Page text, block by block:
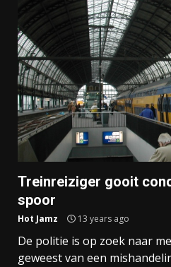
Treinreiziger gooit
spoor
Hot Jamz 13 years ago
De politie is op zoek naar
geweest van een